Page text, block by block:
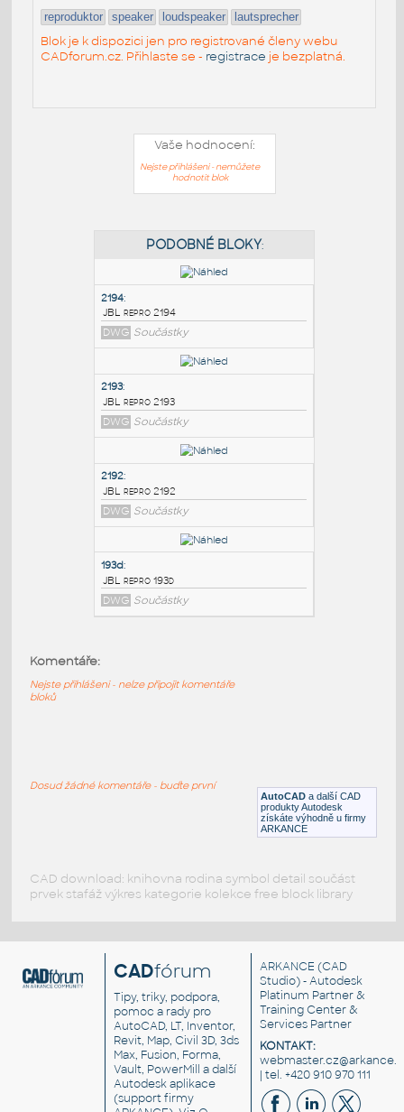
reproduktor speaker loudspeaker lautsprecher
Blok je k dispozici jen pro registrované členy webu
CADforum.cz. Přihlaste se - registrace je bezplatná.
Vaše hodnocení:
Nejste přihlášeni - nemůžete
hodnotit blok
PODOBNÉ BLOKY:
2194:
JBL repro 2194
DWG
JBL repro 2193
DWG Součástky
DWG Součástky
Součástky AutoCAD a další CAD
produkty Autodesk
získáte výhodně u firmy
ARKANCE
Komentáře:
Nejste přihlášeni - nelze připojit komentáře
bloků
Dosud žádné komentáře - buďte první
CAD download: knihovna rodina symbol detail součást
prvek stafáž výkres kategorie kolekce free block library
CADfórum
Tipy, triky, podpora,
pomoc a rady pro
AutoCAD, LT, Inventor,
Revit, Map, Civil 3D, 3ds
Max, Fusion, Forma,
Vault, PowerMill a další
Autodesk aplikace
(support firmy
ARKANCE (CAD
Studio) - Autodesk
Platinum Partner &
Training Center &
Services Partner
KONTAKT:
| tel. +420 910 970 111